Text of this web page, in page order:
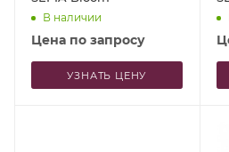
В наличии
Цена по запросу
УЗНАТЬ ЦЕНУ